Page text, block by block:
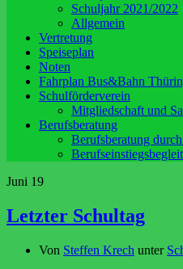
Schuljahr 2021/2022
Allgemein
Vertretung
Speiseplan
Noten
Fahrplan Bus&Bahn
Schulförderverein
Mitgliedschaft und
Berufsberatung
Berufsberatung
Juni 19
Letzter Schultag
Von Steffen Krech unter